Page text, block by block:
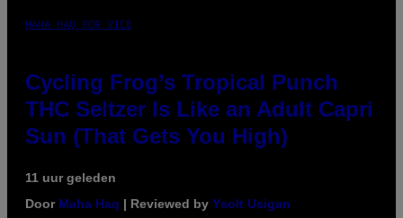
MAHA HAQ FOR VICE
Cycling Frog’s Tropical Punch
THC Seltzer Is Like an Adult Capri
Sun (That Gets You High)
11 uur geleden
Door Maha Haq | Reviewed by Ysolt Usigan